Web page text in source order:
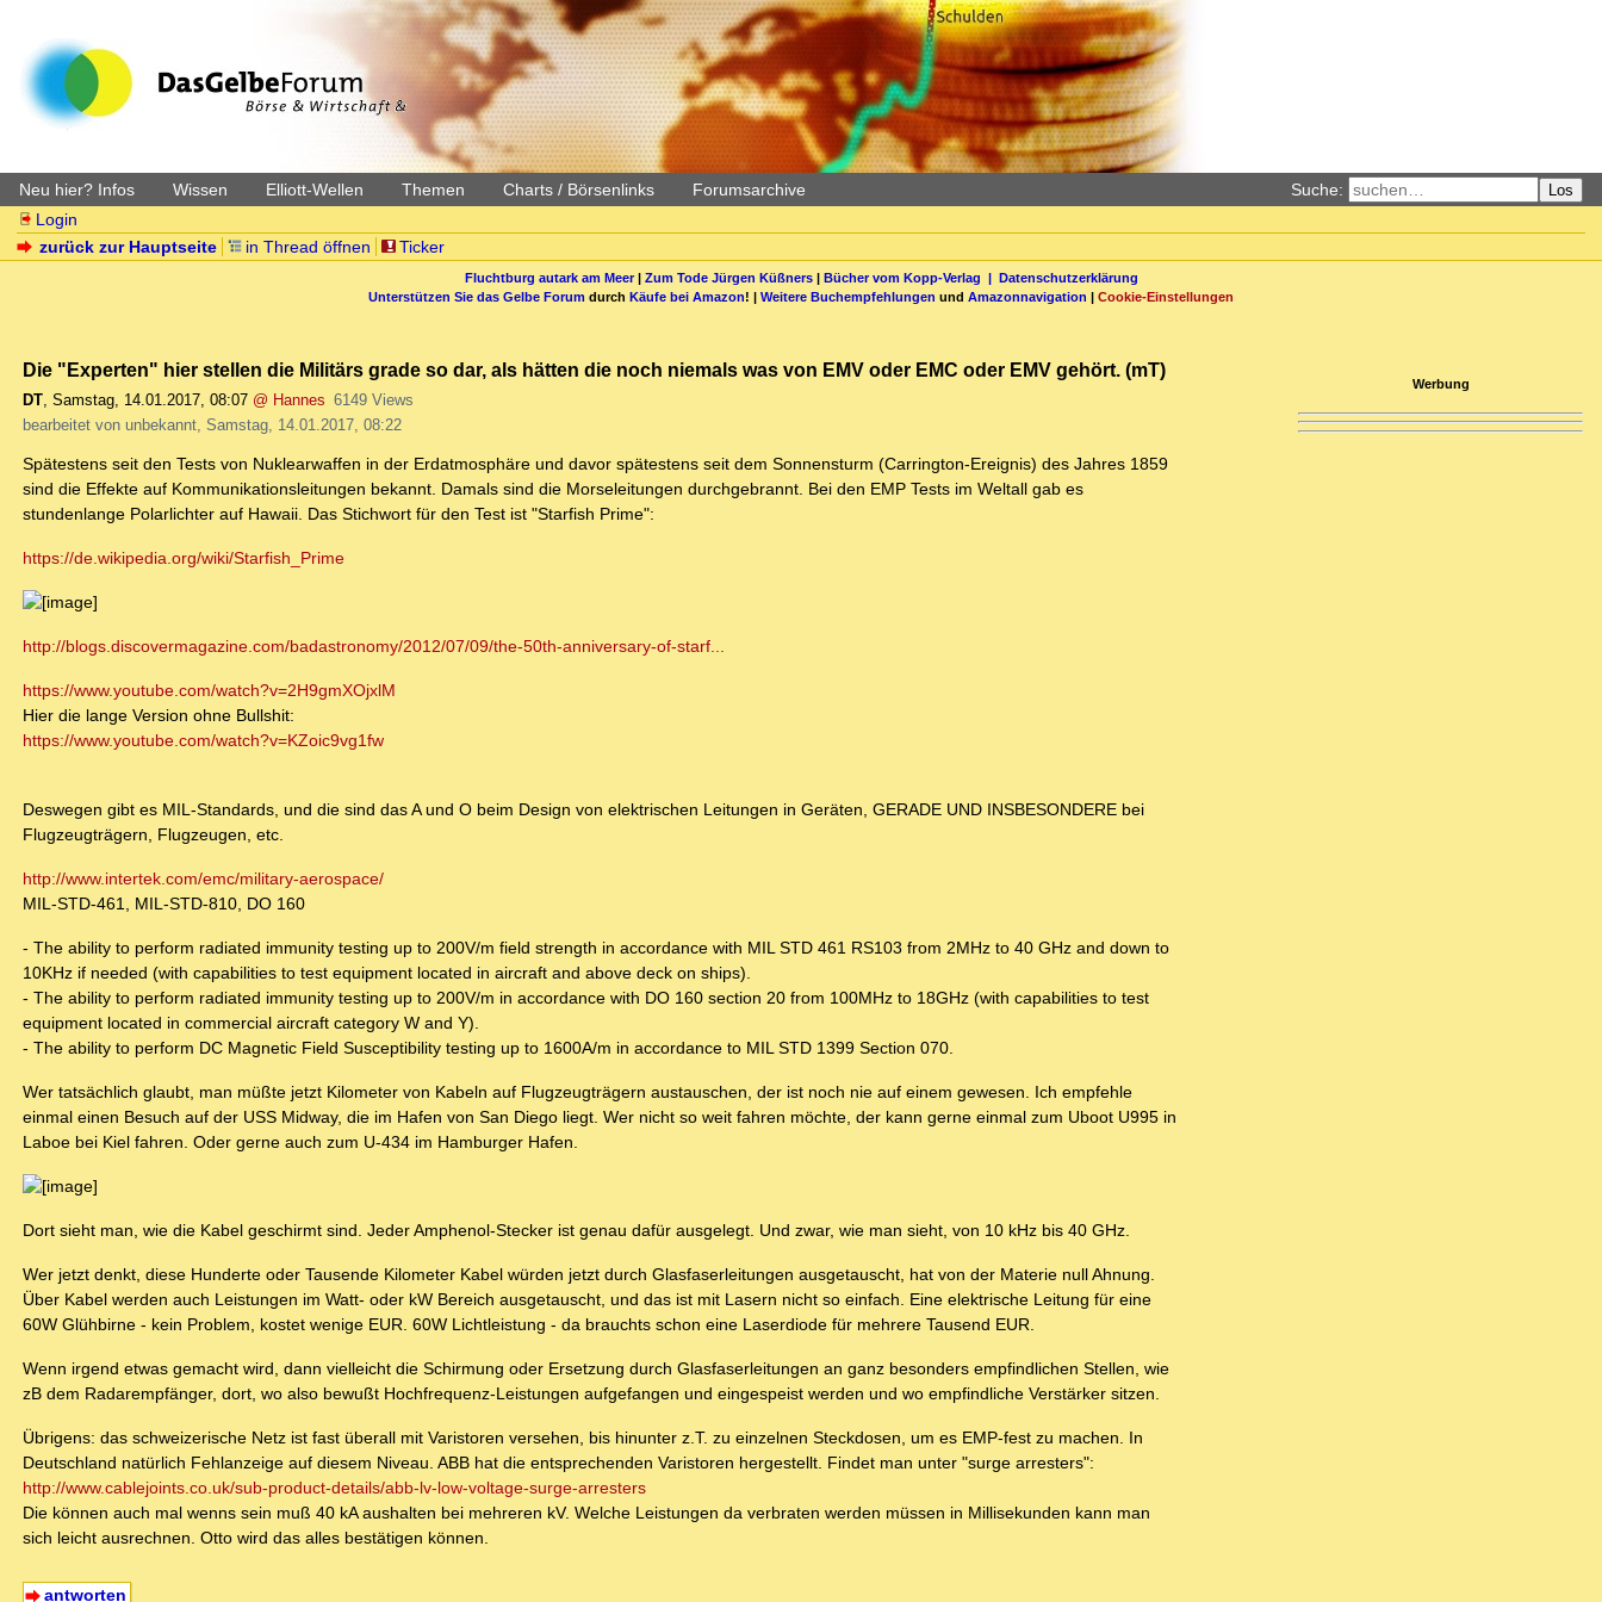
Neu hier? Infos Wissen Elliott-Wellen Themen Charts / Börsenlinks Forumsarchive Suche: Los
Login
zurück zur Hauptseite
in Thread öffnen Ticker
Fluchtburg autark am Meer| Zum Tode Jürgen Küßners| Bücher vom Kopp-Verlag | Datenschutzerklärung
Unterstützen Sie das Gelbe Forum durch Käufe bei Amazon! | Weitere Buchempfehlungen und Amazonnavigation | Cookie-Einstellungen
Die "Experten" hier stellen die Militärs grade so dar, als hätten die noch niemals was von EMV oder EMC oder EMV gehört. (mT)
DT, Samstag, 14.01.2017, 08:07 @ Hannes 6149 Views
bearbeitet von unbekannt, Samstag, 14.01.2017, 08:22
Spätestens seit den Tests von Nuklearwaffen in der Erdatmosphäre und davor spätestens seit dem Sonnensturm (Carrington-Ereignis) des Jahres 1859
sind die Effekte auf Kommunikationsleitungen bekannt. Damals sind die Morseleitungen durchgebrannt. Bei den EMP Tests im Weltall gab es
stundenlange Polarlichter auf Hawaii. Das Stichwort für den Test ist "Starfish Prime":
https://de.wikipedia.org/wiki/Starfish_Prime
http://blogs.discovermagazine.com/badastronomy/2012/07/09/the-50th-anniversary-of-starf...
https://www.youtube.com/watch?v=2H9gmXOjxlM
Hier die lange Version ohne Bullshit:
https://www.youtube.com/watch?v=KZoic9vg1fw
Deswegen gibt es MIL-Standards, und die sind das A und O beim Design von elektrischen Leitungen in Geräten, GERADE UND INSBESONDERE bei
Flugzeugträgern, Flugzeugen, etc.
http://www.intertek.com/emc/military-aerospace/
MIL-STD-461, MIL-STD-810, DO 160
- The ability to perform radiated immunity testing up to 200V/m field strength in accordance with MIL STD 461 RS103 from 2MHz to 40 GHz and down to
10KHz if needed (with capabilities to test equipment located in aircraft and above deck on ships).
- The ability to perform radiated immunity testing up to 200V/m in accordance with DO 160 section 20 from 100MHz to 18GHz (with capabilities to test
equipment located in commercial aircraft category W and Y).
- The ability to perform DC Magnetic Field Susceptibility testing up to 1600A/m in accordance to MIL STD 1399 Section 070.
Wer tatsächlich glaubt, man müßte jetzt Kilometer von Kabeln auf Flugzeugträgern austauschen, der ist noch nie auf einem gewesen. Ich empfehle
einmal einen Besuch auf der USS Midway, die im Hafen von San Diego liegt. Wer nicht so weit fahren möchte, der kann gerne einmal zum Uboot U995 in
Laboe bei Kiel fahren. Oder gerne auch zum U-434 im Hamburger Hafen.
Dort sieht man, wie die Kabel geschirmt sind. Jeder Amphenol-Stecker ist genau dafür ausgelegt. Und zwar, wie man sieht, von 10 kHz bis 40 GHz.
Wer jetzt denkt, diese Hunderte oder Tausende Kilometer Kabel würden jetzt durch Glasfaserleitungen ausgetauscht, hat von der Materie null Ahnung.
Über Kabel werden auch Leistungen im Watt- oder kW Bereich ausgetauscht, und das ist mit Lasern nicht so einfach. Eine elektrische Leitung für eine
60W Glühbirne - kein Problem, kostet wenige EUR. 60W Lichtleistung - da brauchts schon eine Laserdiode für mehrere Tausend EUR.
Wenn irgend etwas gemacht wird, dann vielleicht die Schirmung oder Ersetzung durch Glasfaserleitungen an ganz besonders empfindlichen Stellen, wie
zB dem Radarempfänger, dort, wo also bewußt Hochfrequenz-Leistungen aufgefangen und eingespeist werden und wo empfindliche Verstärker sitzen.
Übrigens: das schweizerische Netz ist fast überall mit Varistoren versehen, bis hinunter z.T. zu einzelnen Steckdosen, um es EMP-fest zu machen. In
Deutschland natürlich Fehlanzeige auf diesem Niveau. ABB hat die entsprechenden Varistoren hergestellt. Findet man unter "surge arresters":
http://www.cablejoints.co.uk/sub-product-details/abb-lv-low-voltage-surge-arresters
Die können auch mal wenns sein muß 40 kA aushalten bei mehreren kV. Welche Leistungen da verbraten werden müssen in Millisekunden kann man
sich leicht ausrechnen. Otto wird das alles bestätigen können.
antworten
Werbung